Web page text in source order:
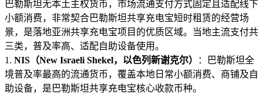
巴勒斯坦无本土主权货币，市场流通支付方式固定且适配线下
小额消费，非常契合巴勒斯坦共享充电宝短时租赁的经营场
景，是落地亚洲共享充电宝项目的优质区域。当地主流支付共
三类，普及率高、适配自助设备使用。
1. NIS（New Israeli Shekel，以色列新谢克尔）
：巴勒斯坦全
境普及率最高的流通货币，覆盖本地日常小额消费、商铺及自
助设备，是巴勒斯坦共享充电宝核心收款币种。